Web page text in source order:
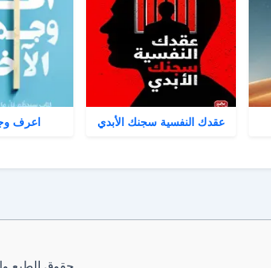
عقدك النفسية سجنك الأبدي اعرف